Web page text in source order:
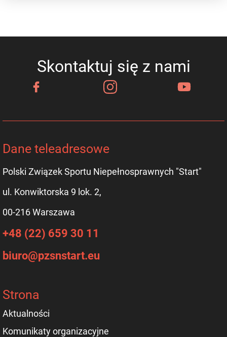
Skontaktuj się z nami
Dane teleadresowe
Polski Związek Sportu Niepełnosprawnych "Start"
ul. Konwiktorska 9 lok. 2,
00-216 Warszawa
+48 (22) 659 30 11
biuro@pzsnstart.eu
Strona
Aktualności
Komunikaty organizacyjne